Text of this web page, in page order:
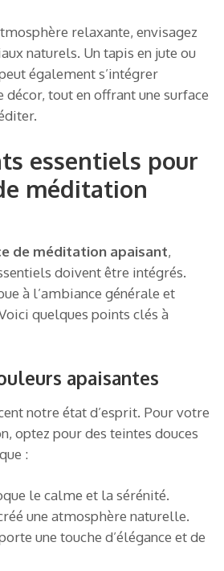
relaxante, envisagez
naturels. Un tapis en jute ou
également s’intégrer
tout en offrant une surface
essentiels pour
méditation
de méditation apaisant,
doivent être intégrés.
à l’ambiance générale et
quelques points clés à
apaisantes
notre état d’esprit. Pour votre
optez pour des teintes douces
:
le calme et la sérénité.
une atmosphère naturelle.
une touche d’élégance et de